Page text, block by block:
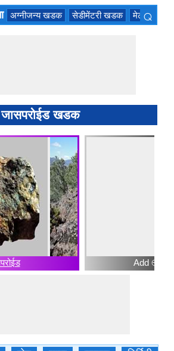
अग्नीजन्य खडक सेडीमेंटरी खडक मेटमॉर्फिक
⌕
जासपरोईड खडक
Add ⊕